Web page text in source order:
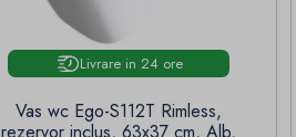
Livrare in 24 ore
Vas wc Ego-S112T Rimless,
rezervor inclus, 63x37 cm, Alb,